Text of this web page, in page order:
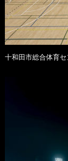
十和田市総合体育